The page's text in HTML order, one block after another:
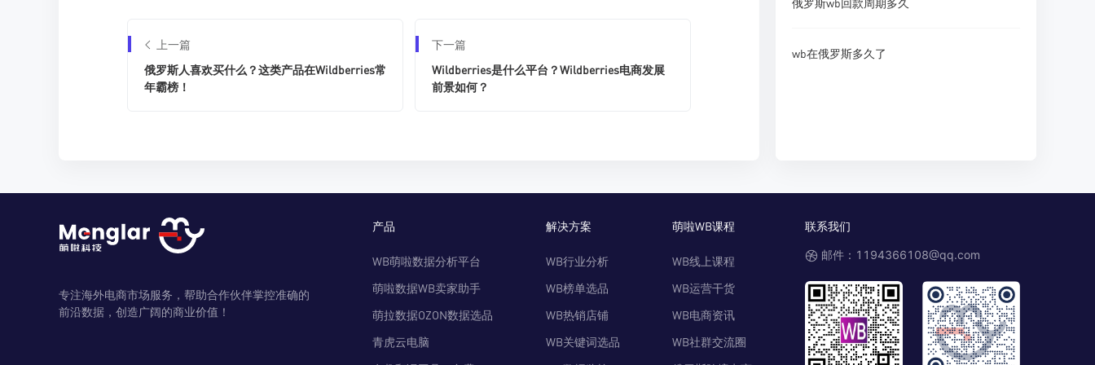
上一篇
俄罗斯人喜欢买什么？这类产品在Wildberries常
年霸榜！
下一篇
Wildberries是什么平台？Wildberries电商发展
前景如何？
wb在俄罗斯多久了
专注海外电商市场服务，帮助合作伙伴掌控准确的
前沿数据，创造广阔的商业价值！
产品
WB萌啦数据分析平台
萌啦数据WB卖家助手
萌拉数据OZON数据选品
青虎云电脑
解决方案
WB行业分析
WB榜单选品
WB热销店铺
WB关键词选品
萌啦WB课程
WB线上课程
WB运营干货
WB电商资讯
WB社群交流圈
联系我们
邮件：1194366108@qq.com